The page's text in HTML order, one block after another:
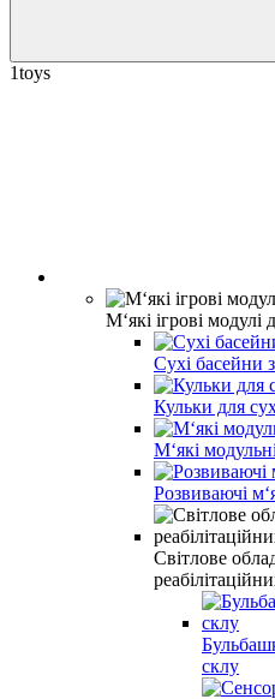
1toys
М‘які ігрові модулі
Сухі басейни
Кульки для
М‘які
Розвиваючі
Світлове
склу